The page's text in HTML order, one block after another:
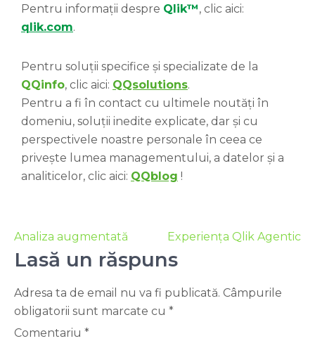
Pentru informații despre Qlik™, clic aici:
qlik.com.
Pentru soluții specifice și specializate de la
QQinfo, clic aici: QQsolutions.
Pentru a fi în contact cu ultimele noutăți în
domeniu, soluții inedite explicate, dar și cu
perspectivele noastre personale în ceea ce
privește lumea managementului, a datelor și a
analiticelor, clic aici: QQblog !
Analiza augmentată Experiența Qlik Agentic
Lasă un răspuns
Adresa ta de email nu va fi publicată. Câmpurile
obligatorii sunt marcate cu *
Comentariu *